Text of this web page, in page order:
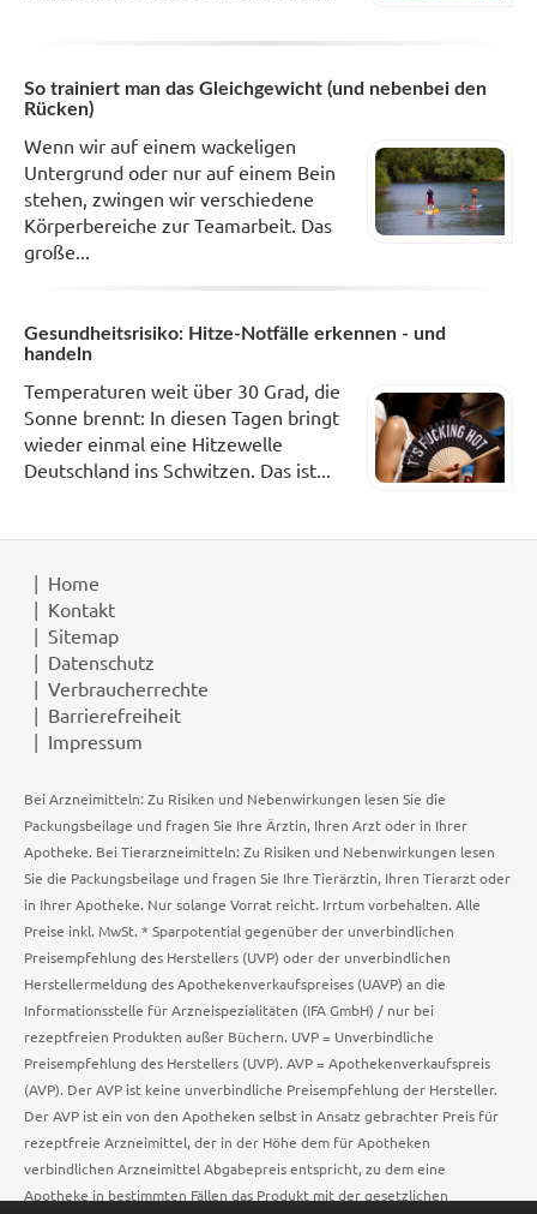
So trainiert man das Gleichgewicht (und nebenbei den
Rücken)
Wenn wir auf einem wackeligen
Untergrund oder nur auf einem Bein
stehen, zwingen wir verschiedene
Körperbereiche zur Teamarbeit. Das
große...
Gesundheitsrisiko: Hitze-Notfälle erkennen - und
handeln
Temperaturen weit über 30 Grad, die
Sonne brennt: In diesen Tagen bringt
wieder einmal eine Hitzewelle
Deutschland ins Schwitzen. Das ist...
Home
Kontakt
Sitemap
Datenschutz
Verbraucherrechte
Barrierefreiheit
Impressum
Bei Arzneimitteln: Zu Risiken und Nebenwirkungen lesen Sie die
Packungsbeilage und fragen Sie Ihre Ärztin, Ihren Arzt oder in Ihrer
Apotheke. Bei Tierarzneimitteln: Zu Risiken und Nebenwirkungen lesen
Sie die Packungsbeilage und fragen Sie Ihre Tierärztin, Ihren Tierarzt oder
in Ihrer Apotheke. Nur solange Vorrat reicht. Irrtum vorbehalten. Alle
Preise inkl. MwSt. * Sparpotential gegenüber der unverbindlichen
Preisempfehlung des Herstellers (UVP) oder der unverbindlichen
Herstellermeldung des Apothekenverkaufspreises (UAVP) an die
Informationsstelle für Arzneispezialitäten (IFA GmbH) / nur bei
rezeptfreien Produkten außer Büchern. UVP = Unverbindliche
Preisempfehlung des Herstellers (UVP). AVP = Apothekenverkaufspreis
(AVP). Der AVP ist keine unverbindliche Preisempfehlung der Hersteller.
Der AVP ist ein von den Apotheken selbst in Ansatz gebrachter Preis für
rezeptfreie Arzneimittel, der in der Höhe dem für Apotheken
verbindlichen Arzneimittel Abgabepreis entspricht, zu dem eine
Apotheke in bestimmten Fällen das Produkt mit der gesetzlichen